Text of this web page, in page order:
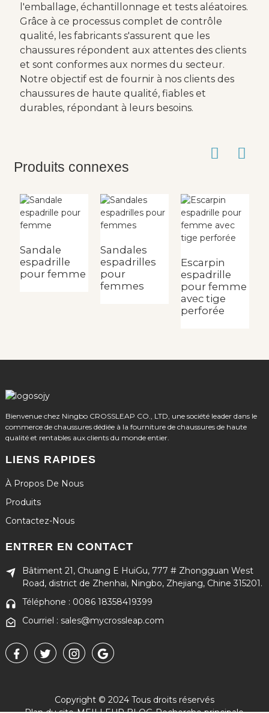
l'emballage, échantillonnage et tests aléatoires.
Grâce à ce processus complet de contrôle
qualité, les fabricants s'assurent que les
chaussures répondent aux attentes des clients
et sont conformes aux normes du secteur.
Notre objectif est de fournir à nos clients des
chaussures de haute qualité, fiables et
durables, répondant à leurs besoins.
Produits connexes
Sandale
espadrille
pour femme
Sandales
espadrilles
pour
femmes
Escarpin
espadrille
pour femme
avec tige
perforée
Bienvenue chez Ningbo CROSSLEAP CO., LTD, une société leader dans le
commerce de chaussures dédiée à la fourniture de chaussures de haute
qualité et rentables aux clients du monde entier.
LIENS RAPIDES
À Propos De Nous
Produits
Contactez-Nous
ENTRER EN CONTACT
Bâtiment 21, Chuang E HuiGu, 777 # Zhongguan West
Road, district de Zhenhai, Ningbo, Zhejiang, Chine 315201.
Téléphone : 0086 18358419399
Courriel : sales@mycrossleap.com
Copyright © 2024 Tous droits réservés